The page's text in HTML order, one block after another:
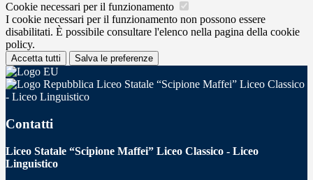
Cookie necessari per il funzionamento
I cookie necessari per il funzionamento non possono essere
disabilitati. È possibile consultare l'elenco nella pagina della cookie
policy.
Accetta tutti Salva le preferenze
Liceo Statale “Scipione Maffei” Liceo Classico
- Liceo Linguistico
Contatti
Liceo Statale “Scipione Maffei” Liceo Classico - Liceo
Linguistico